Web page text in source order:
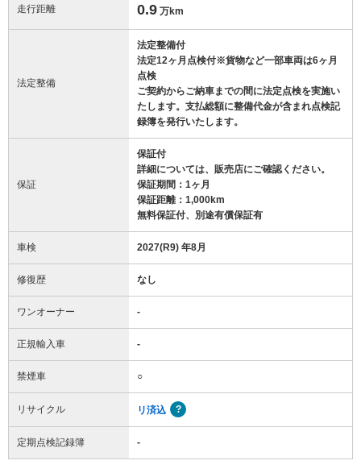
走行距離 0.9 万km
法定整備
法定整備付
法定12ヶ月点検付※貨物など一部車両は6ヶ月
点検
ご契約からご納車までの間に法定点検を実施い
たします。支払総額に整備代金が含まれ点検記
録簿を発行いたします。
保証
保証付
詳細については、販売店にご確認ください。
保証期間：1ヶ月
保証距離：1,000km
無料保証付、別途有償保証有
車検 2027(R9) 年8月
修復歴 なし
ワンオーナー -
正規輸入車 -
禁煙車 ○
リサイクル リ済込
定期点検記録簿 -